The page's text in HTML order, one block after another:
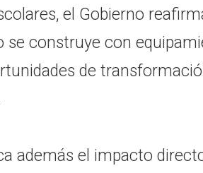
el Gobierno
se construye con
de
además el impacto